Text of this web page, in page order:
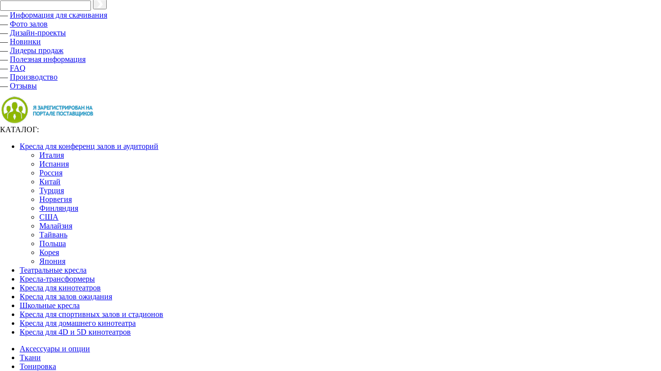
— Информация для скачивания
— Фото залов
— Дизайн-проекты
— Новинки
— Лидеры продаж
— Полезная информация
— FAQ
— Производство
— Отзывы
КАТАЛОГ:
Кресла для конференц залов и аудиторий
Италия
Испания
Россия
Китай
Турция
Норвегия
Финляндия
США
Малайзия
Тайвань
Польша
Корея
Япония
Театральные кресла
Кресла-трансформеры
Кресла для кинотеатров
Кресла для залов ожидания
Школьные кресла
Кресла для спортивных залов и стадионов
Кресла для домашнего кинотеатра
Кресла для 4D и 5D кинотеатров
Аксессуары и опции
Ткани
Тонировка